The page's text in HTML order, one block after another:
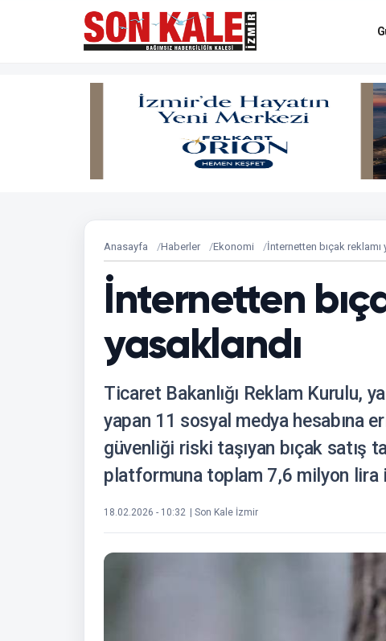
Anasayfa Haberler Ekonomi İnternetten bıçak reklamı
İnternetten
yasaklandı
Ticaret Bakanlığı Reklam Kurulu,
yapan 11 sosyal medya hesabına
güvenliği riski taşıyan bıçak satış
platformuna toplam 7,6 milyon lira
18.02.2026 - 10:32 | Son Kale İzmir